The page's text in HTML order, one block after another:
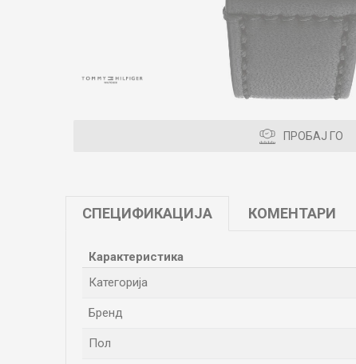
ПРОБАЈ ГО
СПЕЦИФИКАЦИЈА КОМЕНТАРИ
Карактеристика
Категорија
Бренд
Пол